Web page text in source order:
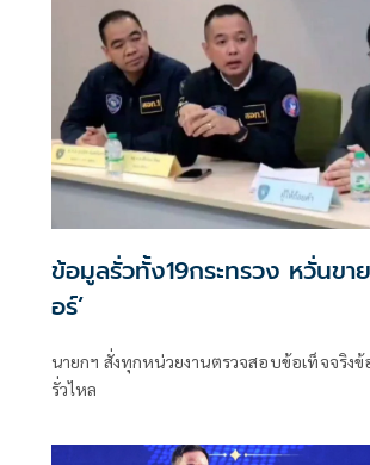
ข้อมูลรั่วทั้ง19กระทรวง หวั่นขายให้‘สแกมเม
อร์’
นายกฯ สั่งทุกหน่วยงานตรวจสอบข้อเท็จจริง
รั่วไหล